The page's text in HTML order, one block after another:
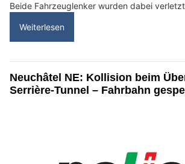
Beide Fahrzeuglenker wurden dabei
Weiterlesen
Neuchâtel NE: Kollision beim
Serrière-Tunnel – Fahrbahn